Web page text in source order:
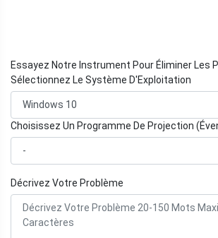
Essayez Notre Instrument Pour Éliminer Les
Sélectionnez Le Système D'Exploitation
Choisissez Un Programme De Projection
Décrivez Votre Problème